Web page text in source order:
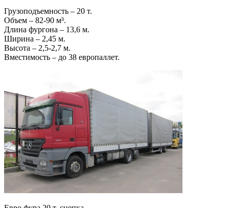
Грузоподъемность – 20 т.
Объем – 82-90 м³.
Длина фургона – 13,6 м.
Ширина – 2,45 м.
Высота – 2,5-2,7 м.
Вместимость – до 38 европаллет.